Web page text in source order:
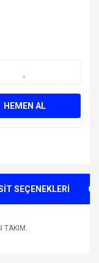
HEMEN AL
SEÇENEKLERİ
TAKIM.